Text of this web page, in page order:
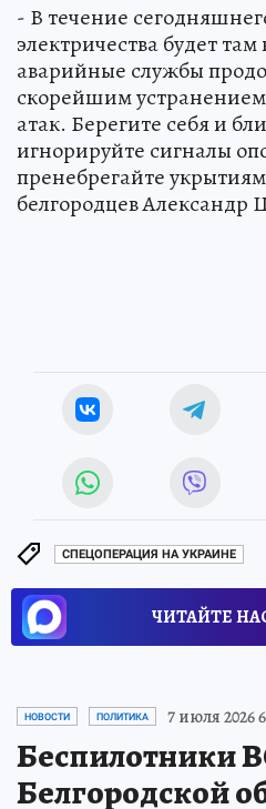
- В течение
электричества будет
аварийные службы
скорейшим устранением
атак. Берегите себя и
игнорируйте сигналы
пренебрегайте
белгородцев Александр
СПЕЦОПЕРАЦИЯ НА УКРАИНЕ
ЧИТАЙТЕ
НОВОСТИ ПОЛИТИКА 7 июля 2026
Беспилотники
Белгородской